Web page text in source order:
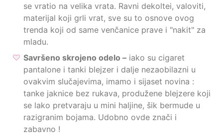
se vratio na velika vrata. Ravni dekoltei, valoviti,
materijal koji grli vrat, sve su to osnove ovog
trenda koji od same venčanice prave i "nakit" za
mladu.
Savršeno skrojeno odelo – iako su cigaret
pantalone i tanki blejzer i dalje nezaobilazni u
ovakvim slučajevima, imamo i sijaset novina :
tanke jaknice bez rukava, produžene blejzere koji
se lako pretvaraju u mini haljine, šik bermude u
razigranim bojama. Udobno ovde znači i
zabavno !